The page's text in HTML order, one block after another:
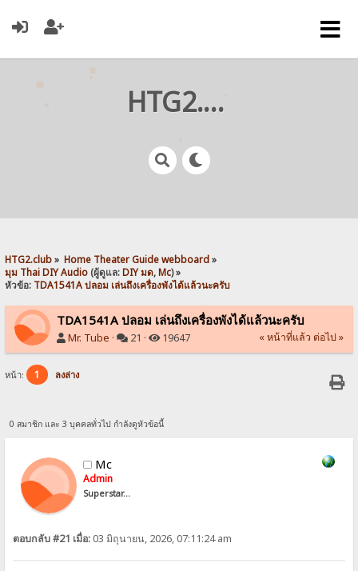
HTG2.club
HTG2.club» Home Theater Guide webboard»
มุม Thai DIY Audio (ผู้ดูแล:DIY มด,Mc) »
หัวข้อ: TDA1541A ปลอม เล่นถึงเครื่องพังได้แล้วนะครับ
TDA1541A ปลอม เล่นถึงเครื่องพังได้แล้วนะครับ
Mr. Tube · 21 · 19647 « หน้าที่แล้ว ต่อไป »
หน้า: 1 ลงล่าง
0 สมาชิก และ 3 บุคคลทั่วไป กำลังดูหัวข้อนี้
Mc
Admin
Superstar...
ตอบกลับ #21 เมื่อ: 03 มิถุนายน, 2026, 07:11:24 am